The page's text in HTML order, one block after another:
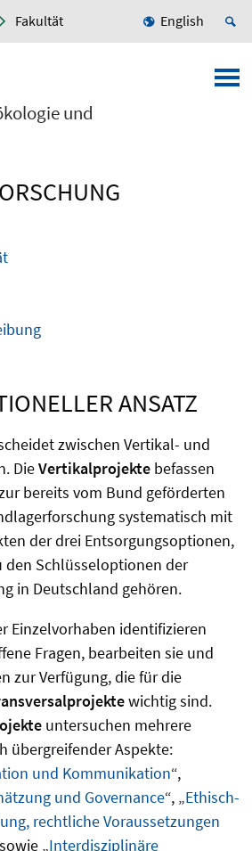
Fakultät English
und
ANSATZ
zwischen Vertikal- und
DieVertikalprojekte befassen
bereits vom Bund geförderten
systematisch mit
der drei Entsorgungsoptionen,
den Schlüsseloptionen der
in Deutschland gehören.
Einzelvorhaben identifizieren
Fragen, bearbeiten sie und
zur Verfügung, die für die
wichtig sind.
untersuchen mehrere
übergreifender Aspekte:
und Kommunikation“,
und Governance“, „Ethisch-
rechtliche Voraussetzungen
„Interdisziplinäre